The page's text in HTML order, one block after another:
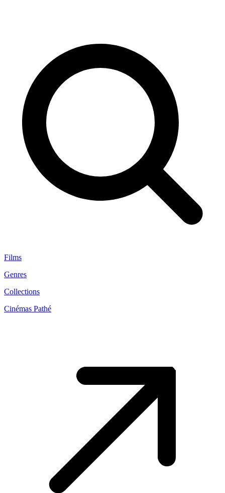
Films
Genres
Collections
Cinémas Pathé